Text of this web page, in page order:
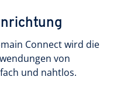
Connect wird die
von
und nahtlos.